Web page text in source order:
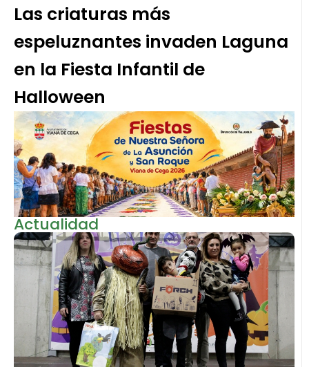
Las criaturas más
espeluznantes invaden Laguna
en la Fiesta Infantil de
Halloween
Actualidad